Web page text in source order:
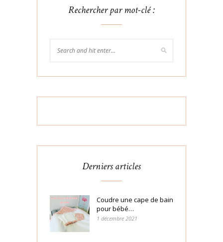
Rechercher par mot-clé :
Derniers articles
Coudre une cape de bain
pour bébé…
1 décembre 2021